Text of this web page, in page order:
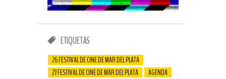
ETIQUETAS
26 FESTIVAL DE CINE DE MAR DEL PLATA
27 FESTIVAL DE CINE DE MAR DEL PLATA
AGENDA